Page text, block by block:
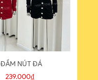
ĐẦM NÚT ĐÁ
239.000₫